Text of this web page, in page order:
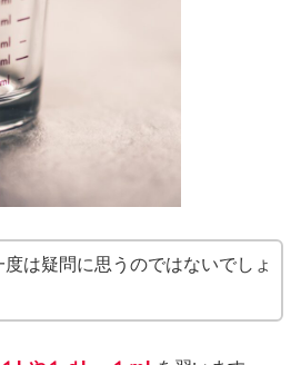
度は疑問に思うのではないでしょ